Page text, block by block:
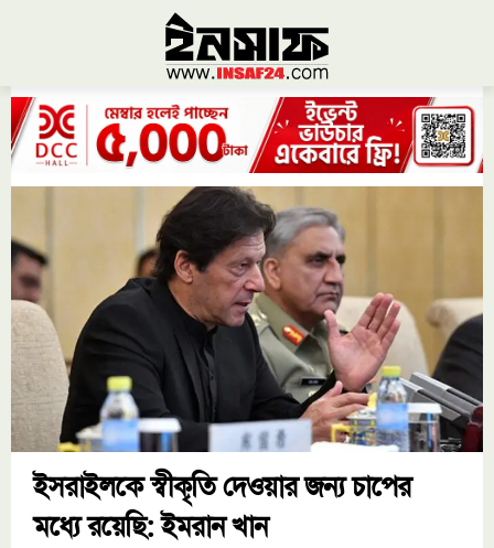
ইসরাইলকে স্বীকৃতি দেওয়ার জন্য চাপের
মধ্যে রয়েছি: ইমরান খান